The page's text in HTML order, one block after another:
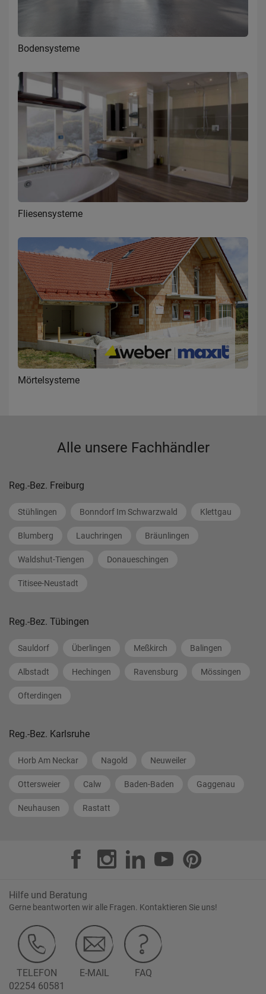
Bodensysteme
Fliesensysteme
Mörtelsysteme
Alle unsere Fachhändler
Reg.-Bez. Freiburg
Stühlingen Bonndorf Im Schwarzwald Klettgau
Blumberg Lauchringen Bräunlingen
Waldshut-Tiengen Donaueschingen
Titisee-Neustadt
Reg.-Bez. Tübingen
Sauldorf Überlingen Meßkirch Balingen
Albstadt Hechingen Ravensburg Mössingen
Ofterdingen
Reg.-Bez. Karlsruhe
Horb Am Neckar Nagold Neuweiler
Ottersweier Calw Baden-Baden Gaggenau
Neuhausen Rastatt
Hilfe und Beratung
Gerne beantworten wir alle Fragen. Kontaktieren Sie uns!
TELEFON
02254 60581
E-MAIL FAQ